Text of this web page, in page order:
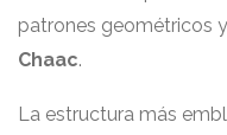
patrones geométricos
Chaac.
La estructura más